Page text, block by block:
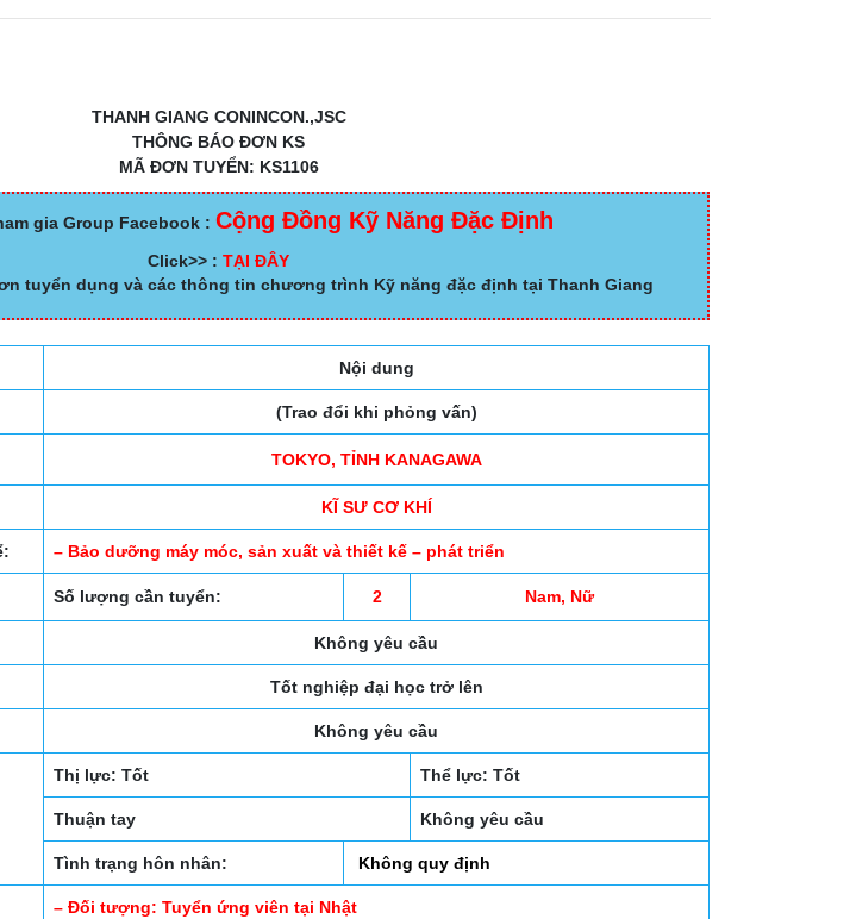
THANH GIANG CONINCON.,JSC
THÔNG BÁO ĐƠN KS
MÃ ĐƠN TUYỂN: KS1106
gia Group Facebook : Cộng Đồng Kỹ Năng Đặc Định
Click>> : TẠI ĐÂY
tuyển dụng và các thông tin chương trình Kỹ năng đặc định tại Thanh Giang
Nội dung
(Trao đổi khi phỏng vấn)
TOKYO, TỈNH KANAGAWA
KĨ SƯ CƠ KHÍ
– Bảo dưỡng máy móc, sản xuất và thiết kế – phát triển
Số lượng cần tuyển: 2 Nam, Nữ
Không yêu cầu
Tốt nghiệp đại học trở lên
Không yêu cầu
Thị lực: Tốt Thể lực: Tốt
Thuận tay Không yêu cầu
Tình trạng hôn nhân: Không quy định
– Đối tượng: Tuyển ứng viên tại Nhật